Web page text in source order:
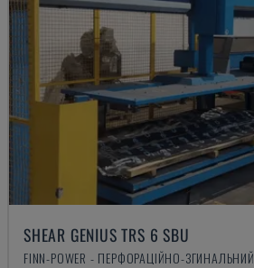
SHEAR GENIUS TRS 6 SBU
FINN-POWER - ПЕРФОРАЦІЙНО-